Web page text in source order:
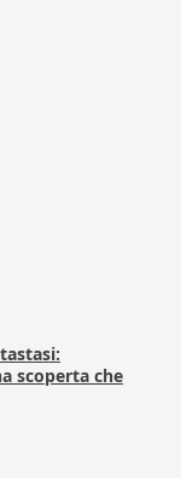
scoperta che